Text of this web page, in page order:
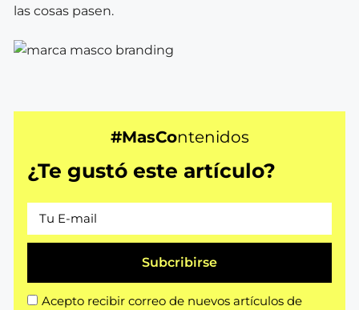
las cosas pasen.
#MasContenidos
¿Te gustó este artículo?
Acepto recibir correo de nuevos artículos de
Subcribirse